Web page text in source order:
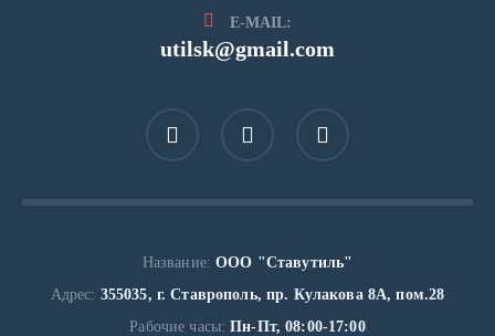
E-MAIL:
utilsk@gmail.com
Название:ООО "Ставутиль"
Адрес: 355035, г. Ставрополь, пр. Кулакова 8А, пом.28
Рабочие часы:Пн-Пт, 08:00-17:00